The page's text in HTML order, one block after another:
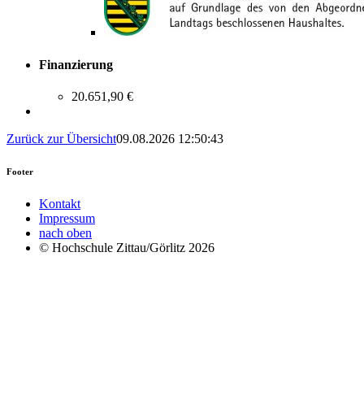
Finanzierung
20.651,90 €
Zurück zur Übersicht09.08.2026 12:50:43
Footer
Kontakt
Impressum
nach oben
© Hochschule Zittau/Görlitz 2026